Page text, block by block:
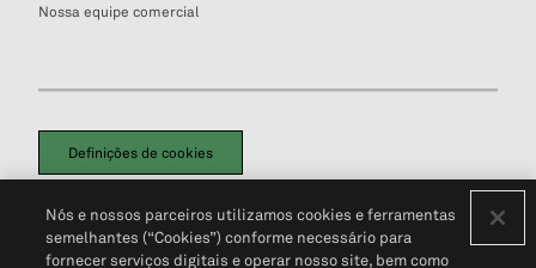
Nossa equipe comercial
Definições de cookies
Política de PrivacidadePortal de privacidade do cliente (em inglês)
Não Venda Minhas Informações Pessoais© 2026 S&P Global
Nós e nossos parceiros utilizamos cookies e ferramentas
semelhantes (“Cookies”) conforme necessário para
fornecer serviços digitais e operar nosso site, bem como